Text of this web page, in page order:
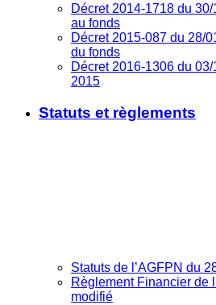
Décret 2014-1718 du
au fonds
Décret 2015-087 du 28/
du fonds
Décret 2016-1306 du
2015
Statuts et règlements
Statuts de l’AGFPN du
Règlement Financier de
modifié